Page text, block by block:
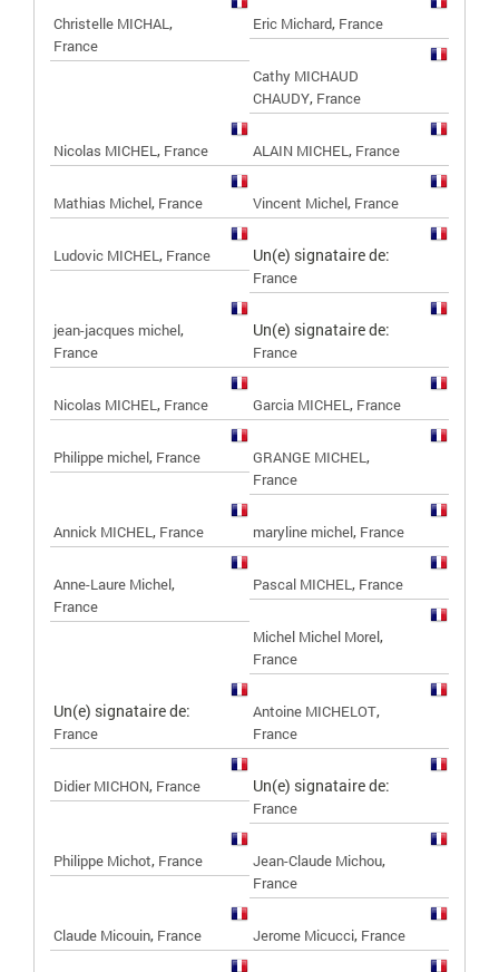
Christelle MICHAL ,
France
Eric Michard, France
Cathy MICHAUD
CHAUDY, France
Nicolas MICHEL , France ALAIN MICHEL , France
Mathias Michel, France Vincent Michel, France
Ludovic MICHEL , France Un(e) signataire de:
France
jean-jacques michel,
France
Un(e) signataire de:
France
Nicolas MICHEL , France Garcia MICHEL , France
Philippe michel, France GRANGE MICHEL ,
France
Annick MICHEL , France maryline michel, France
Anne-Laure Michel,
France
Pascal MICHEL , France
Michel Michel Morel,
France
Un(e) signataire de:
France
Antoine MICHELOT,
France
Didier MICHON, France Un(e) signataire de:
France
Philippe Michot, France Jean-Claude Michou,
France
Claude Micouin, France Jerome Micucci, France